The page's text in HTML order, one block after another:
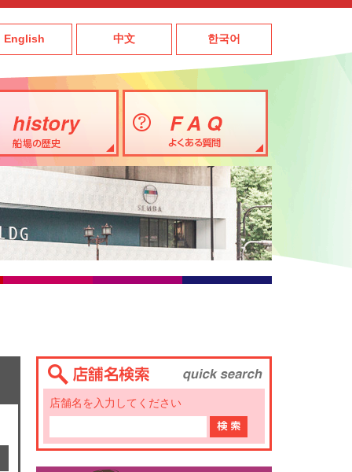
English 中文 한국어
店舗名を入力してください